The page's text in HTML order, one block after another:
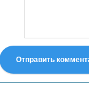
Отправить